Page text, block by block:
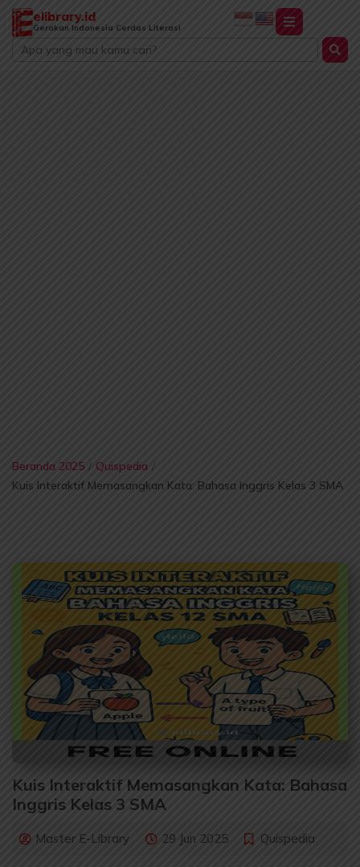
Lewati
konten
elibrary.id
Gerakan Indonesia Cerdas Literasi
Search
...
Beranda 2025 / Quispedia /
Kuis Interaktif Memasangkan Kata: Bahasa Inggris Kelas 3 SMA
Kuis Interaktif Memasangkan Kata: Bahasa
Inggris Kelas 3 SMA
Master E-Library 29 Jun 2025 Quispedia